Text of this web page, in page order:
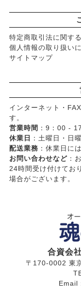
特定商取引法に関す
個人情報の取り扱い
サイトマップ
インターネット・
す。
営業時間 ：9：00 -
休業日
：土曜日・日
配送業務 ：休業日に
お問い合わせなど：
24時間受け付けてお
場合がございます。
合資会
〒170-0002 東
Email